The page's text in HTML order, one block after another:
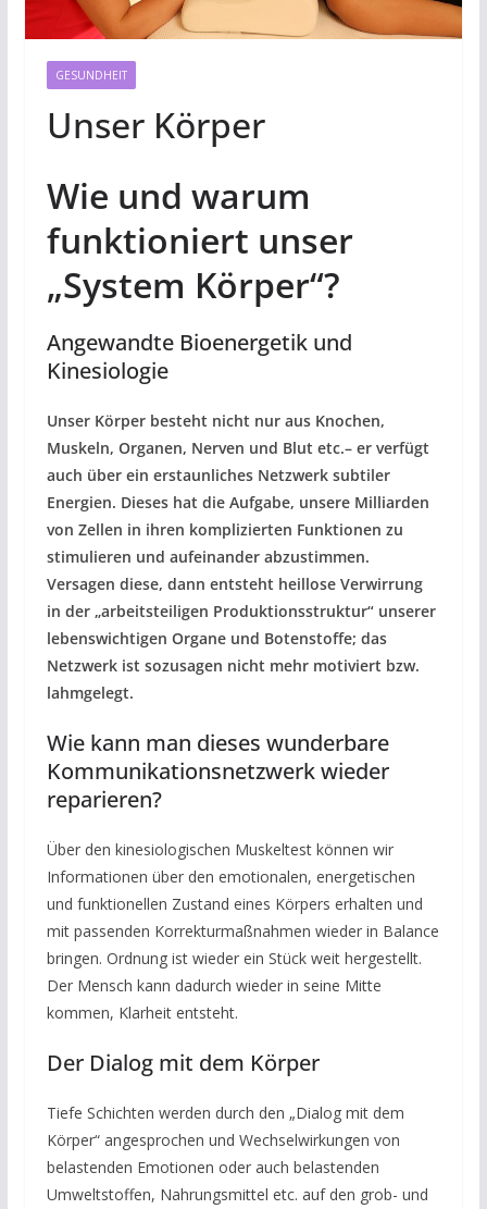
GESUNDHEIT
Unser Körper
Wie und warum
funktioniert unser
„System Körper“?
Angewandte Bioenergetik und
Kinesiologie
Unser Körper besteht nicht nur aus Knochen,
Muskeln, Organen, Nerven und Blut etc.– er verfügt
auch über ein erstaunliches Netzwerk subtiler
Energien. Dieses hat die Aufgabe, unsere Milliarden
von Zellen in ihren komplizierten Funktionen zu
stimulieren und aufeinander abzustimmen.
Versagen diese, dann entsteht heillose Verwirrung
in der „arbeitsteiligen Produktionsstruktur“ unserer
lebenswichtigen Organe und Botenstoffe; das
Netzwerk ist sozusagen nicht mehr motiviert bzw.
lahmgelegt.
Wie kann man dieses wunderbare
Kommunikationsnetzwerk wieder
reparieren?
Über den kinesiologischen Muskeltest können wir
Informationen über den emotionalen, energetischen
und funktionellen Zustand eines Körpers erhalten und
mit passenden Korrekturmaßnahmen wieder in Balance
bringen. Ordnung ist wieder ein Stück weit hergestellt.
Der Mensch kann dadurch wieder in seine Mitte
kommen, Klarheit entsteht.
Der Dialog mit dem Körper
Tiefe Schichten werden durch den „Dialog mit dem
Körper“ angesprochen und Wechselwirkungen von
belastenden Emotionen oder auch belastenden
Umweltstoffen, Nahrungsmittel etc. auf den grob- und